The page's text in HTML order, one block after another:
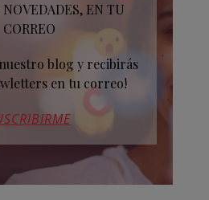
NOVEDADES, EN TU
CORREO
blog y recibirás
en tu correo!